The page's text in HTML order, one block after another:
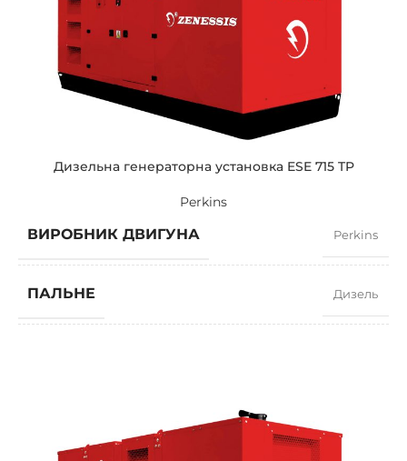
СТАНДАРТНА НАПРУГА
ПОТУЖНІСТЬ (КВА) 150 / 135
Дизельна генераторна установка ESE 715 TP
Perkins
ВИРОБНИК ДВИГУНА Perkins
ПАЛЬНЕ Дизель